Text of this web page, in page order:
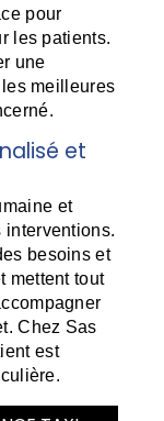
pour
les patients.
une
meilleures
et
et
interventions.
besoins et
mettent tout
Chez Sas
est